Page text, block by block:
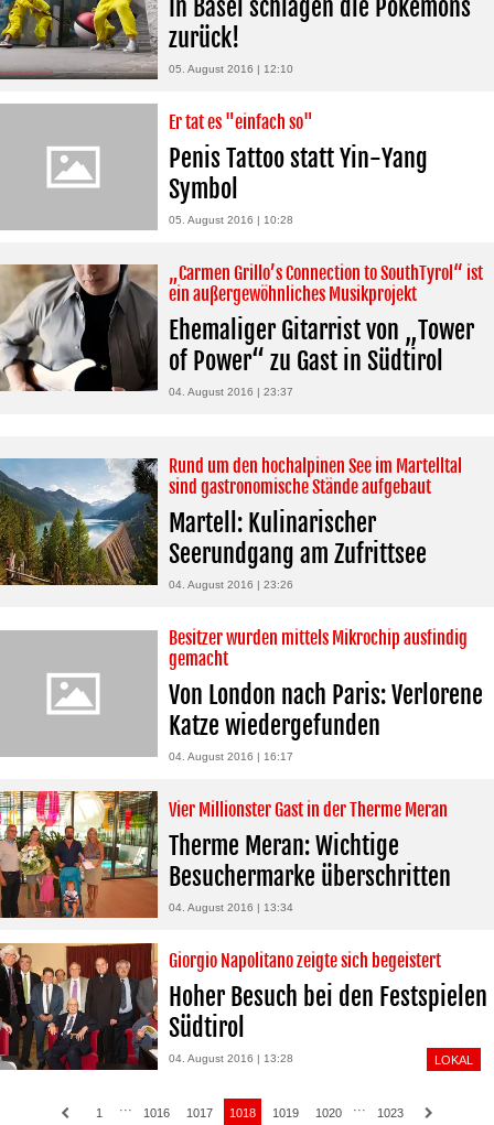
In Basel schlagen die Pokémons
zurück!
05. August 2016 | 12:10
Er tat es "einfach so"
Penis Tattoo statt Yin-Yang
Symbol
05. August 2016 | 10:28
„Carmen Grillo’s Connection to SouthTyrol“ ist
ein außergewöhnliches Musikprojekt
Ehemaliger Gitarrist von „Tower
of Power“ zu Gast in Südtirol
04. August 2016 | 23:37
Rund um den hochalpinen See im Martelltal
sind gastronomische Stände aufgebaut
Martell: Kulinarischer
Seerundgang am Zufrittsee
04. August 2016 | 23:26
Besitzer wurden mittels Mikrochip ausfindig
gemacht
Von London nach Paris: Verlorene
Katze wiedergefunden
04. August 2016 | 16:17
Vier Millionster Gast in der Therme Meran
Therme Meran: Wichtige
Besuchermarke überschritten
04. August 2016 | 13:34
Giorgio Napolitano zeigte sich begeistert
Hoher Besuch bei den Festspielen
Südtirol
04. August 2016 | 13:28 LOKAL
1 ··· 1016 1017 1018 1019 1020 ··· 1023